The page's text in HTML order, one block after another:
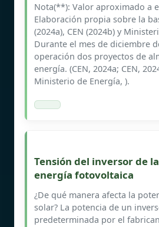
Nota(**): Valor aproximado a
Elaboración propia sobre la
(2024a), CEN (2024b) y
Durante el mes de diciembre
operación dos proyectos de
energía. (CEN, 2024a; CEN,
Ministerio de Energía, ).
Tensión del inversor de
energía fotovoltaica
¿De qué manera afecta la
solar? La potencia de un
predeterminada por el